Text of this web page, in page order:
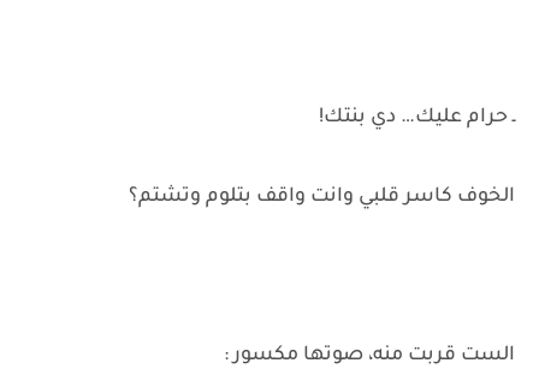
ـ حرام عليك… دي بنتك!
الخوف كاسر قلبي وانت واقف بتلوم وتشتم؟
الست قربت منه، صوتها مكسور :